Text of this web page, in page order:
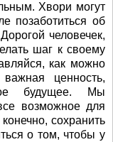
Хвори могут
позаботиться об
человечек,
шаг к своему
как можно
ценность,
будущее. Мы
возможное для
сохранить
о том, чтобы у